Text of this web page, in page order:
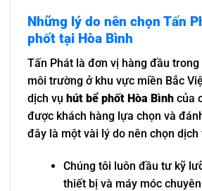
Những lý do nên chọn Tấn
phốt tại Hòa Bình
Tấn Phát là đơn vị hàng đầu
môi trường ở khu vực miền Bắc
dịch vụ hút bể phốt Hòa Bình của
được khách hàng lựa chọn và
đây là một vài lý do nên chọn dịch
Chúng tôi luôn đầu tư kỹ
thiết bị và máy móc